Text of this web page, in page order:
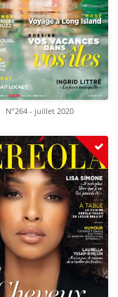
N°264 - juillet 2020